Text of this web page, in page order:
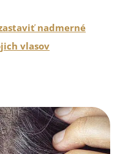
nadmerné
vlasov